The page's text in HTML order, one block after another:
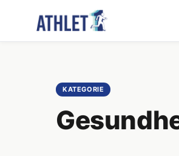
KATEGORIE